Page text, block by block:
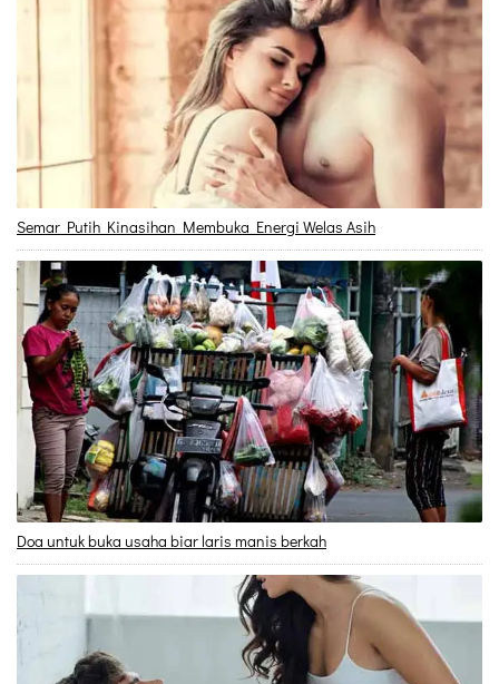
Semar Putih Kinasihan Membuka Energi Welas Asih
Doa untuk buka usaha biar laris manis berkah